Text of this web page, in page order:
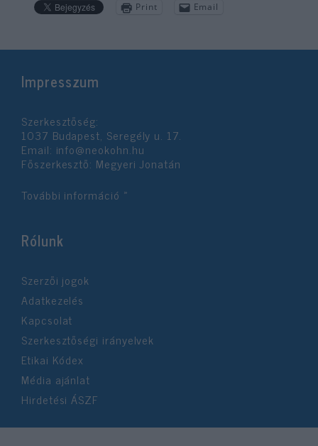
Print Email
Impresszum
Szerkesztőség:
1037 Budapest, Seregély u. 17.
Email: info@neokohn.hu
Főszerkesztő: Megyeri Jonatán
További információ »
Rólunk
Szerzői jogok
Adatkezelés
Kapcsolat
Szerkesztőségi irányelvek
Etikai Kódex
Média ajánlat
Hirdetési ÁSZF